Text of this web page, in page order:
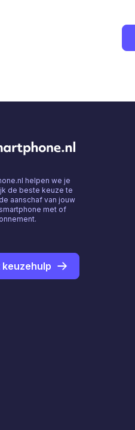
helpen we je
de beste keuze te
aanschaf van jouw
met of